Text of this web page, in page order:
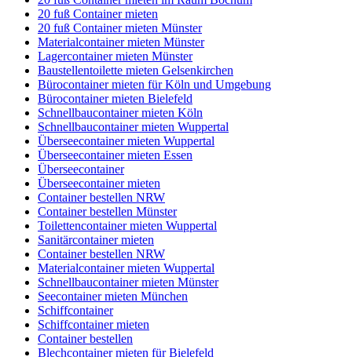
20 fuß Container mieten
20 fuß Container mieten Münster
Materialcontainer mieten Münster
Lagercontainer mieten Münster
Baustellentoilette mieten Gelsenkirchen
Bürocontainer mieten für Köln und Umgebung
Bürocontainer mieten Bielefeld
Schnellbaucontainer mieten Köln
Schnellbaucontainer mieten Wuppertal
Überseecontainer mieten Wuppertal
Überseecontainer mieten Essen
Überseecontainer
Überseecontainer mieten
Container bestellen NRW
Container bestellen Münster
Toilettencontainer mieten Wuppertal
Sanitärcontainer mieten
Container bestellen NRW
Materialcontainer mieten Wuppertal
Schnellbaucontainer mieten Münster
Seecontainer mieten München
Schiffcontainer
Schiffcontainer mieten
Container bestellen
Blechcontainer mieten für Bielefeld